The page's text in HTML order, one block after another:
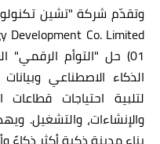
وتقدّم شركة"تشين
Development Co. Limited
01
) حل "التوأم الرقمي"
الذكاء الاصطناعي
لتلبية احتياجات
والإنشاءات، والتشغيل.